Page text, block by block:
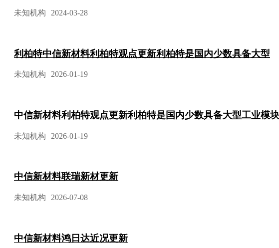
未知机构 2024-03-28
利柏特中信新材料利柏特观点更新利柏特是国内少数具备大型
未知机构 2026-01-19
中信新材料利柏特观点更新利柏特是国内少数具备大型工业模
未知机构 2026-01-19
中信新材料联瑞新材更新
未知机构 2026-07-08
中信新材料鸿日达近况更新